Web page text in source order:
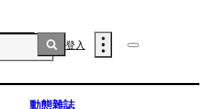
登入
動態雜誌